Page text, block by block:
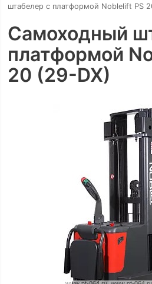
штабелер с платформой Noblelift PS
Самоходный
платформой
20 (29-DX)